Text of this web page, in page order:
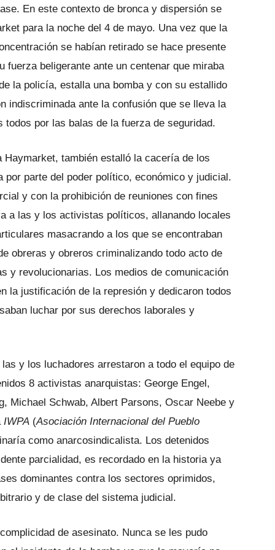
En este contexto de bronca y dispersión se
para la noche del 4 de mayo. Una vez que la
se habían retirado se hace presente
fuerza beligerante ante un centenar que miraba
la policía, estalla una bomba y con su estallido
indiscriminada ante la confusión que se lleva la
por las balas de la fuerza de seguridad.
también estalló la cacería de los
por parte del poder político, económico y judicial.
y con la prohibición de reuniones con fines
a las y los activistas políticos, allanando locales
masacrando a los que se encontraban
obreras y obreros criminalizando todo acto de
y revolucionarias. Los medios de comunicación
la justificación de la represión y dedicaron todos
luchar por sus derechos laborales y
y los luchadores arrestaron a todo el equipo de
8 activistas anarquistas: George Engel,
Michael Schwab, Albert Parsons, Oscar Neebe y
IWPA (Asociación Internacional del Pueblo
como anarcosindicalista. Los detenidos
parcialidad, es recordado en la historia ya
dominantes contra los sectores oprimidos,
y de clase del sistema judicial.
de asesinato. Nunca se les pudo